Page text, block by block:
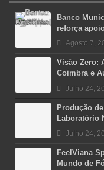
Banco
reforça
Agosto 7,
Visão Zero:
Coimbra e
Julho 24,
Produção
Laboratório
Julho 24,
FeelViana
Mundo de